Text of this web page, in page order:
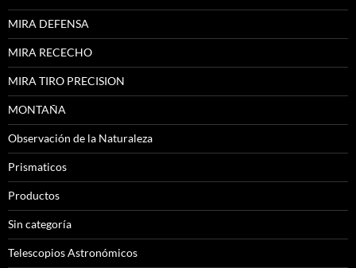
MIRA DEFENSA
MIRA RECECHO
MIRA TIRO PRECISION
MONTAÑA
Observación de la Naturaleza
Prismaticos
Productos
Sin categoría
Telescopios Astronómicos